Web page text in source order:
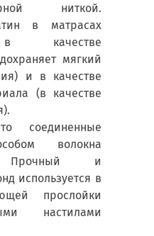
ниткой.
в матрасах
в качестве
мягкий
и в качестве
(в качестве
соединенные
волокна
Прочный и
используется в
прослойки
настилами